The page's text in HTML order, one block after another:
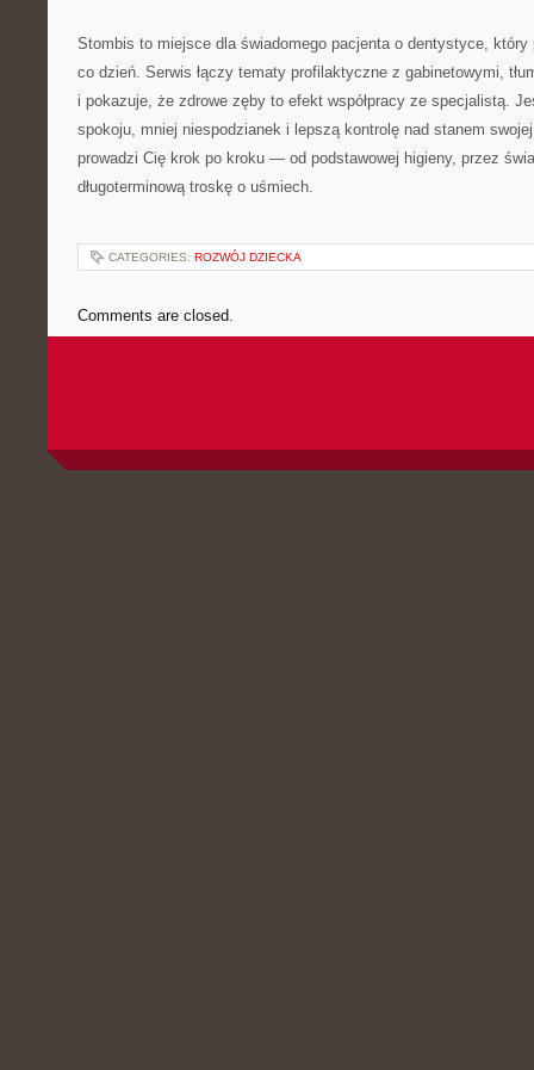
Stombis to miejsce dla świadomego pacjenta o dentystyce, który
co dzień. Serwis łączy tematy profilaktyczne z gabinetowymi,
i pokazuje, że zdrowe zęby to efekt współpracy ze specjalistą.
spokoju, mniej niespodzianek i lepszą kontrolę nad stanem
prowadzi Cię krok po kroku — od podstawowej higieny, przez
długoterminową troskę o uśmiech.
CATEGORIES: ROZWÓJ DZIECKA
Comments are closed.